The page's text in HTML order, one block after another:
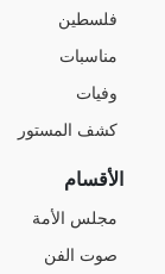
فلسطين
مناسبات
وفيات
كشف المستور
الأقسام
مجلس الأمة
صوت الفن